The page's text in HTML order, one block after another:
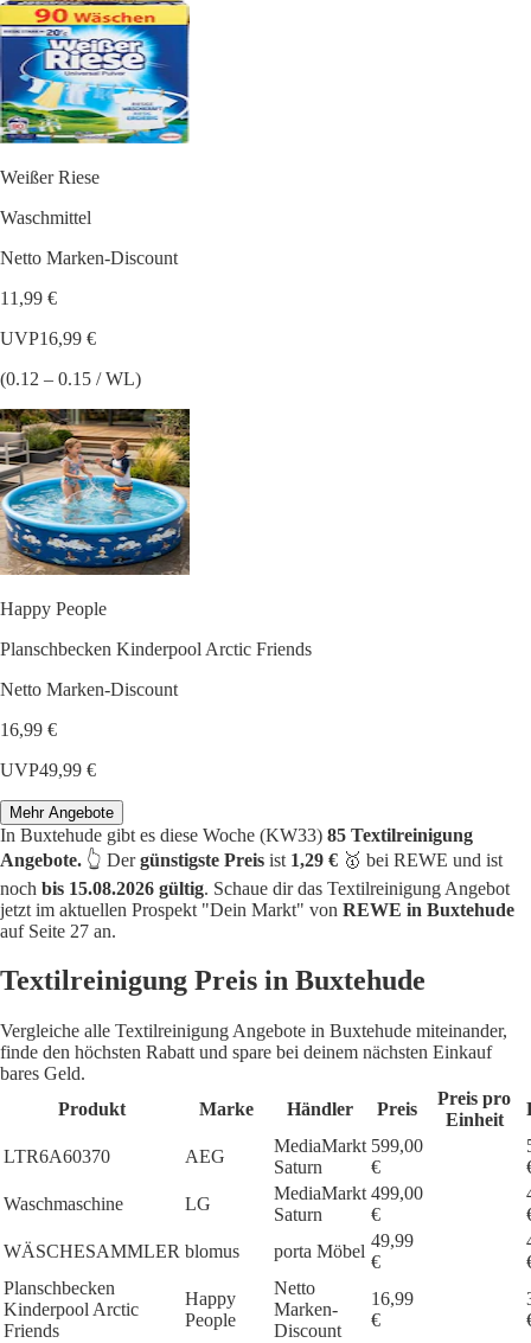
Weißer Riese
Waschmittel
Netto Marken-Discount
11,99 €
UVP16,99 €
(0.12 – 0.15 / WL)
Happy People
Planschbecken Kinderpool Arctic Friends
Netto Marken-Discount
16,99 €
UVP49,99 €
Mehr Angebote
In Buxtehude gibt es diese Woche (KW33) 85 Textilreinigung
Angebote. 👆 Dergünstigste Preis ist 1,29 € 🥇 bei REWE und ist
noch bis 15.08.2026 gültig. Schaue dir das Textilreinigung Angebot
jetzt im aktuellen Prospekt "Dein Markt" von REWE in Buxtehude
auf Seite 27 an.
Textilreinigung Preis in Buxtehude
Vergleiche alle Textilreinigung Angebote in Buxtehude miteinander,
finde den höchsten Rabatt und spare bei deinem nächsten Einkauf
bares Geld.
Produkt
Marke Händler Preis
Preis pro
Einheit
LTR6A60370 AEG
MediaMarkt
Saturn
599,00
€
Waschmaschine
LG
MediaMarkt
Saturn
499,00
€
WÄSCHESAMMLER blomus porta Möbel
49,99
€
Planschbecken
Kinderpool Arctic
Friends
Happy
People
Netto
Marken-
Discount
16,99
€